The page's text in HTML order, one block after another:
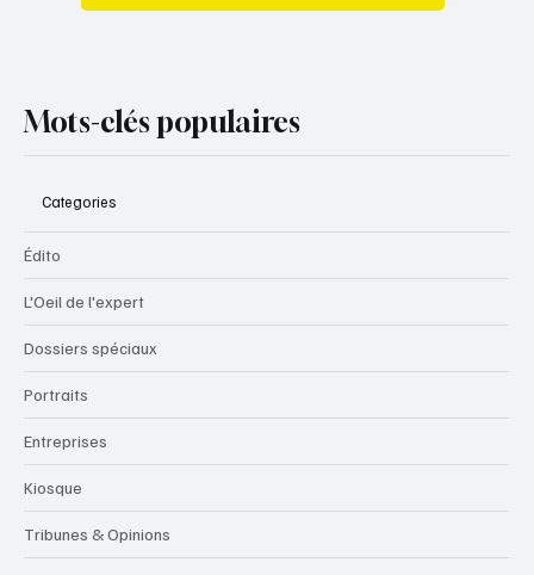
Mots-clés populaires
Categories
Édito
L'Oeil de l'expert
Dossiers spéciaux
Portraits
Entreprises
Kiosque
Tribunes & Opinions